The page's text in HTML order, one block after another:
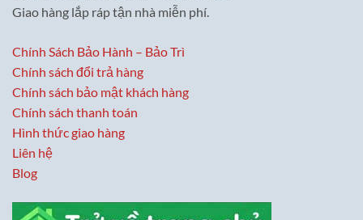
Giao hàng lắp ráp tận nhà miễn phí.
Chính Sách Bảo Hành – Bảo Trì
Chính sách đổi trả hàng
Chính sách bảo mật khách hàng
Chính sách thanh toán
Hình thức giao hàng
Liên hệ
Blog